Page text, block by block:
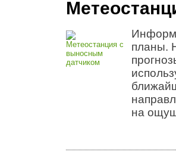
планы.
на